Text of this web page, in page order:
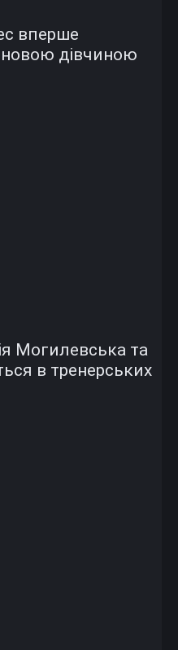
вперше
новою дівчиною
Могилевська та
в тренерських